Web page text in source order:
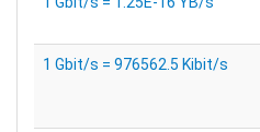
1 Gbit/s = 976562.5 Kibit/s